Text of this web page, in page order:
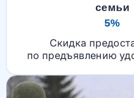
семьи
5%
Скидка
по предъявлению